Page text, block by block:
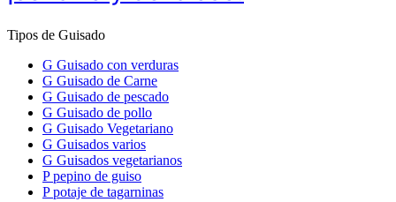
Tipos de Guisado
G Guisado con verduras
G Guisado de Carne
G Guisado de pescado
G Guisado de pollo
G Guisado Vegetariano
G Guisados varios
G Guisados vegetarianos
P pepino de guiso
P potaje de tagarninas